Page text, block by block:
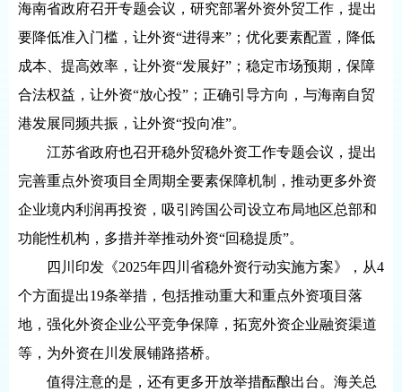
海南省政府召开专题会议，研究部署外资外贸工作，提出
要降低准入门槛，让外资“进得来”；优化要素配置，降低
成本、提高效率，让外资“发展好”；稳定市场预期，保障
合法权益，让外资“放心投”；正确引导方向，与海南自贸
港发展同频共振，让外资“投向准”。
江苏省政府也召开稳外贸稳外资工作专题会议，提出
完善重点外资项目全周期全要素保障机制，推动更多外资
企业境内利润再投资，吸引跨国公司设立布局地区总部和
功能性机构，多措并举推动外资“回稳提质”。
四川印发《2025年四川省稳外资行动实施方案》，从4
个方面提出19条举措，包括推动重大和重点外资项目落
地，强化外资企业公平竞争保障，拓宽外资企业融资渠道
等，为外资在川发展铺路搭桥。
值得注意的是，还有更多开放举措酝酿出台。海关总